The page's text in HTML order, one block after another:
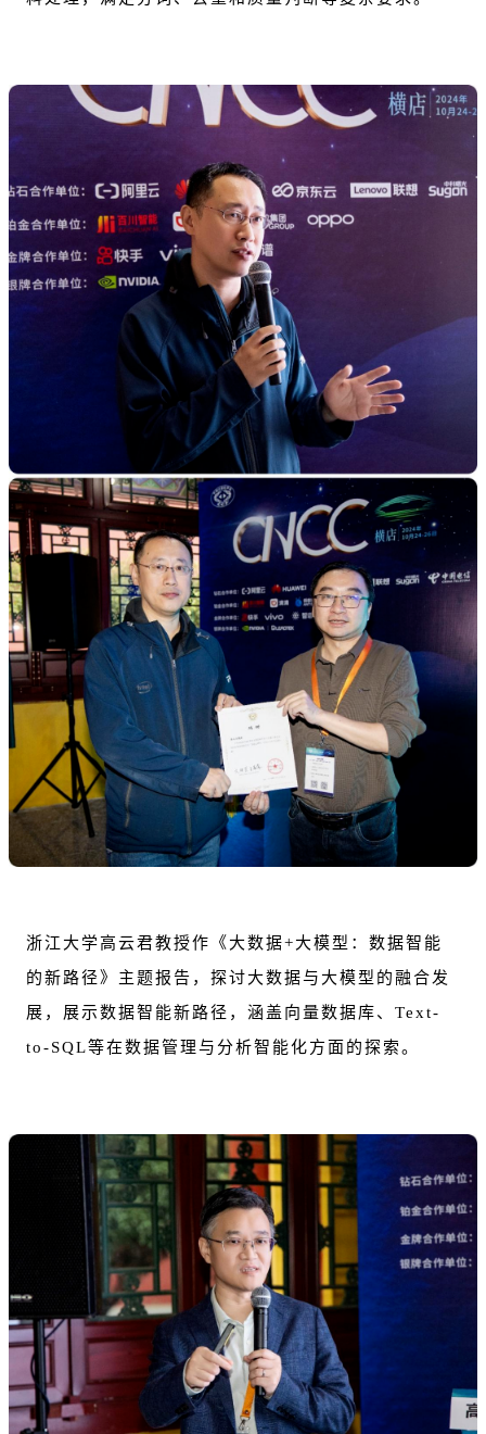
浙江大学高云君教授作《大数据+大模型：数据智能
的新路径》主题报告，探讨大数据与大模型的融合发
展，展示数据智能新路径，涵盖向量数据库、Text-
to-SQL等在数据管理与分析智能化方面的探索。